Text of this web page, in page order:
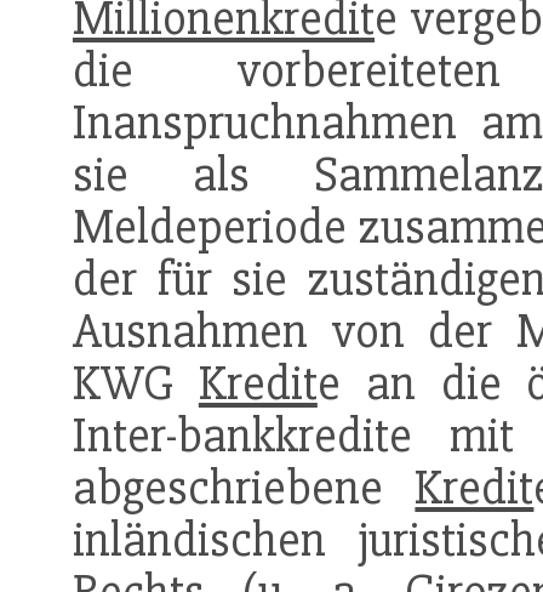
Millionenkredite
die
Inanspruchnahmen
sie als
Meldeperiode
der für sie
Ausnahmen von der
KWG Kredite an die
Inter-bankkredite
abgeschriebene Kredit
inländischen